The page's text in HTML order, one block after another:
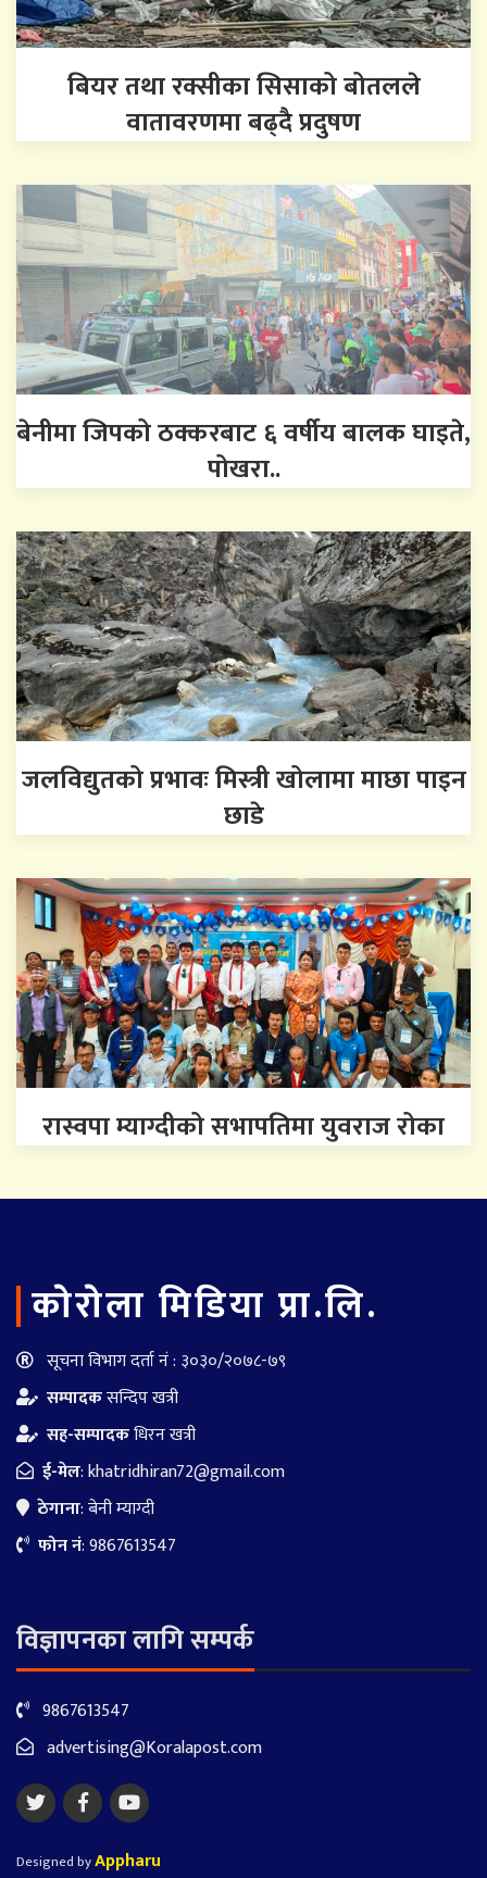
बियर तथा रक्सीका सिसाको बोतलले
वातावरणमा बढ्दै प्रदुषण
बेनीमा जिपको ठक्करबाट ६ वर्षीय बालक घाइते,
पोखरा..
जलविद्युतको प्रभावः मिस्त्री खोलामा माछा पाइन
छाडे
रास्वपा म्याग्दीको सभापतिमा युवराज रोका
काेराेला मिडिया प्रा.लि.
सूचना विभाग दर्ता नं : ३०३०/२०७८-७९
सम्पादकसन्दिप खत्री
सह-सम्पादकधिरन खत्री
ई-मेल:khatridhiran72@gmail.com
ठेगाना: बेनी म्याग्दी
फोन नं: 9867613547
विज्ञापनका लागि सम्पर्क
9867613547
advertising@Koralapost.com
Designed byAppharu